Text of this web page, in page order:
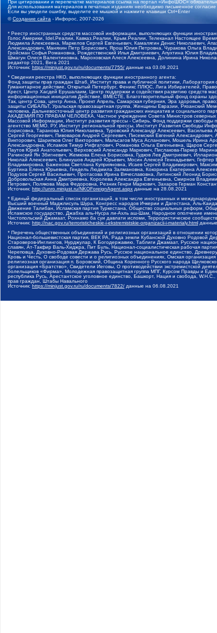
При цитировании и перепечатке материалов ссылка на портал «ИнфоШОС»
Для использования материалов в печатных изданиях необходимо письменное
Если вы увидели ошибку, выделите ее мышкой и нажмите клавиши Ctrl+Enter
©Создание сайта - Инфорос, 2007-2026
* Реестр иностранных средств массовой информации, выполняющих функции
Голос Америки, Idel.Реалии, Кавказ.Реалии, Крым.Реалии, Телеканал Настоящее
Людмила Алексеевна, Маркелов Сергей Евгеньевич, Камалягин Денис Николаевич,
Александрович, Маняхин Петр Борисович, Ярош Юлия Петровна, Чуракова Ольга
Гройсман Софья Романовна, Рождественский Илья Дмитриевич, Апухтина Юлия
Шмагун Олеся Валентиновна, Мароховская Алеся Алексеевна, Долинина Ирина
редактор 2021, Вега 2021
Источник: https://minjust.gov.ru/ru/documents/7755/ данные на 03.09.2021
* Сведения реестра НКО, выполняющих функции иностранного агента:
Фонд защиты прав граждан Штаб, Институт права и публичной политики,
Гуманитарное действие, Открытый Петербург, Феникс ПЛЮС, Лига Избирателей,
Крест, Центр Хасдей Ерушалаим, Центр поддержки и содействия развитию средств
информационных инициатив Действие, ВМЕСТЕ, Благотворительный фонд охраны
Так, центр Сова, центр Анна, Проект Апрель, Самарская губерния, Эра здоровья,
защиты СИБАЛЬТ, Уральская правозащитная группа, Женщины Евразии, Рязанский
человека, Дальневосточный центр развития гражданских инициатив и социального
АКАДЕМИЯ ПО ПРАВАМ ЧЕЛОВЕКА, Частное учреждение Совета Министров северных
Массовой Информации, Институт развития прессы - Сибирь, Фонд поддержки
агентство МЕМО. РУ, Институт региональной прессы, Институт Развития Свободы
Борисовна, Таранова Юлия Николаевна, Туровский Александр Алексеевич,
Сергей Георгиевич, Пивоваров Андрей Сергеевич, Писемский Евгений
Викторович, Шарипков Олег Викторович, Мальсагов Муса Асланович, Мошель Ирина
Александровна, Исламов Тимур Рифгатович, Романова Ольга Евгеньевна, Щаров
Паутов Юрий Анатольевич, Верховский Александр Маркович, Пислакова-Паркер
Рачинский Ян Збигневич, Жемкова Елена Борисовна, Гудков Лев Дмитриевич,
Николай Алексеевич, Блинушов Андрей Юрьевич, Мосин Алексей Геннадьевич,
Владимировна, Баженова Светлана Куприяновна, Исаев Сергей Владимирович,
Буртина Елена Юрьевна, Гендель Людмила Залмановна, Кокорина Екатерина
Подузов Сергей Васильевич, Протасова Ирина Вячеславовна, Литинский Леонид
Добровольская Анна Дмитриевна, Королева Александра Евгеньевна, Смирнов
Петрович, Полякова Мара Федоровна, Резник Генри Маркович, Захаров Герман
Источник: http://unro.minjust.ru/NKOForeignAgent.aspx данные на 28.08.2021
* Единый федеральный список организаций, в том числе иностранных и
Высший военный Маджлисуль Шура, Конгресс народов Ичкерии и Дагестана, Аль-
Движение Талибан, Исламская партия Туркестана, Общество социальных реформ,
Исламское государство, Джабха аль-Нусра ли-Ахль аш-Шам, Народное ополчение
Чистопольский Джамаат, Рохнамо ба суи давлати исломи, Террористическое
Источник: http://nac.gov.ru/terroristicheskie-i-ekstremistskie-organizacii-i-materialy.html
* Перечень общественных объединений и религиозных организаций в отношении
Национал-большевистская партия, ВЕК РА, Рада земли Кубанской Духовно Родовой
Староверов-Инглингов, Нурджулар, К Богодержавию, Таблиги Джамаат, Русское
славян, Ат-Такфир Валь-Хиджра, Пит Буль, Национал-социалистическая рабочая
Череповца, Духовно-Родовая Держава Русь, Русское национальное единство,
Кровь и Честь, О свободе совести и о религиозных объединениях, Омская
религиозная организация п. Боровский, Община Коренного Русского народа
организация «Братство», Свидетели Иеговы, О противодействии экстремистской
болельщиков «Фирма», Молодежная правозащитная группа МПГ, Курсом Правды и
республика Русь, Арестантское уголовное единство, Башкорт, Нация и свобода,
прав граждан, Штабы Навального
Источник: https://minjust.gov.ru/ru/documents/7822/ данные на 06.08.2021